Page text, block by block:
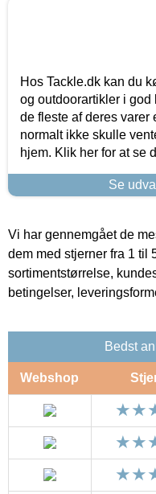
Hos Tackle.dk kan du
og outdoorartikler i god
de fleste af deres varer
normalt ikke skulle
hjem. Klik her for at se
Se
Vi har gennemgået de
dem med stjerner fra 1 til
sortimentstørrelse,
betingelser,
Bedst
Webshop